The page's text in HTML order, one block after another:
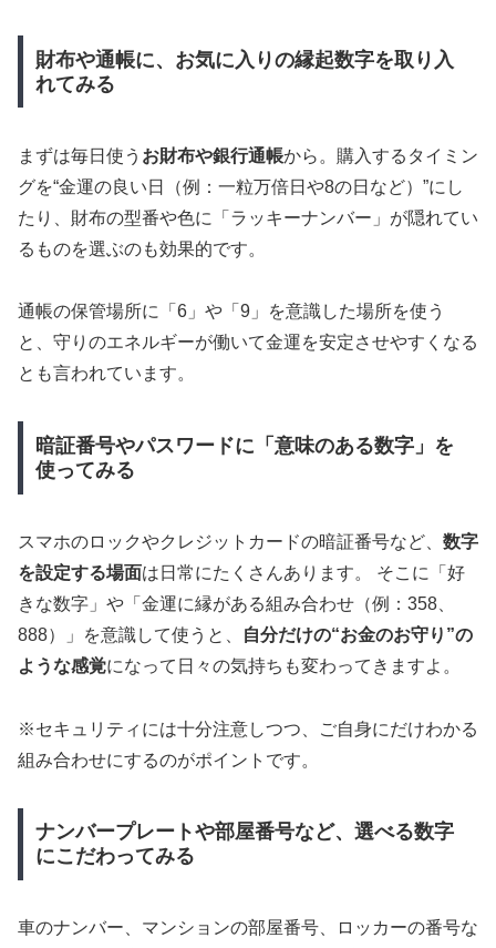
財布や通帳に、お気に入りの縁起数字を取り入
れてみる
まずは毎日使う お財布や銀行通帳から。購入するタイミン
グを“金運の良い日（例：一粒万倍日や8の日など）”にし
たり、財布の型番や色に「ラッキーナンバー」が隠れてい
るものを選ぶのも効果的です。
通帳の保管場所に「6」や「9」を意識した場所を使う
と、守りのエネルギーが働いて金運を安定させやすくなる
とも言われています。
暗証番号やパスワードに「意味のある数字」を
使ってみる
スマホのロックやクレジットカードの暗証番号など、 数字
を設定する場面は日常にたくさんあります。 そこに「好
きな数字」や「金運に縁がある組み合わせ（例：358、
888）」を意識して使うと、
自分だけの“お金のお守り”の
ような感覚になって日々の気持ちも変わってきますよ。
※セキュリティには十分注意しつつ、ご自身にだけわかる
組み合わせにするのがポイントです。
ナンバープレートや部屋番号など、選べる数字
にこだわってみる
車のナンバー、マンションの部屋番号、ロッカーの番号な